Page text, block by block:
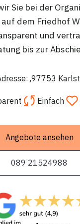
Sie bei der
dem Friedhof
und
bis zur
,97753
Einfach
Angebote ansehen
089 21524988